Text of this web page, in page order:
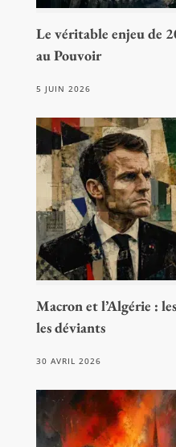
Le véritable enjeu de
au Pouvoir
5 JUIN 2026
Macron et l’Algérie :
les déviants
30 AVRIL 2026